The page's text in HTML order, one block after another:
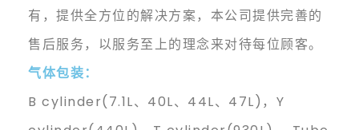
有，提供全方位的解决方案，本公司提供完善的
售后服务，以服务至上的理念来对待每位顾客。
气体包装：
B cylinder(7.1L、40L、44L、47L)，Y